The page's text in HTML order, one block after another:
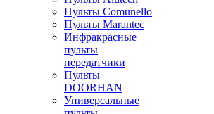
Пульты Сomunello
Пульты Marantec
Инфракрасные
пульты
передатчики
Пульты
DOORHAN
Универсальные